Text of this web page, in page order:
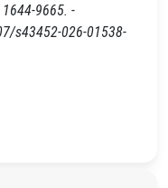
1644-9665. -
s43452-026-01538-